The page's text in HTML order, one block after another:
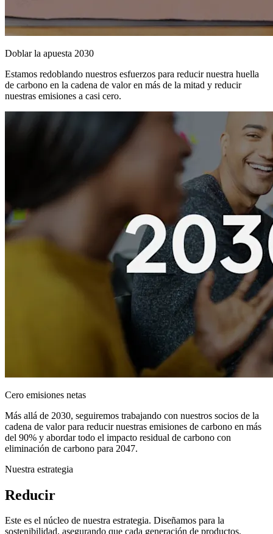
Doblar la apuesta 2030
Estamos redoblando nuestros esfuerzos para reducir nuestra huella
de carbono en la cadena de valor en más de la mitad y reducir
nuestras emisiones a casi cero.
Cero emisiones netas
Más allá de 2030, seguiremos trabajando con nuestros socios de la
cadena de valor para reducir nuestras emisiones de carbono en más
del 90% y abordar todo el impacto residual de carbono con
eliminación de carbono para 2047.
Nuestra estrategia
Reducir
Este es el núcleo de nuestra estrategia. Diseñamos para la
sostenibilidad, asegurando que cada generación de productos,